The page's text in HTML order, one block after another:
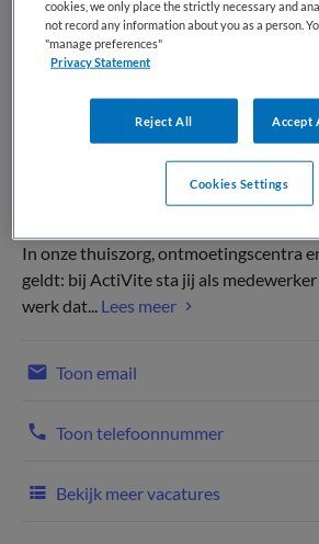
vergelijkbare vacatures die voor u
In onze thuiszorg, ontmoetingscentra
geldt: bij ActiVite sta jij als
werk dat... Lees meer
Toon email
Toon telefoonnummer
Bekijk meer vacatures
cookies, we only place the strictly necessary and
not record any information about you as a person.
"manage preferences"
Privacy Statement
Reject All Accept
Cookies Settings